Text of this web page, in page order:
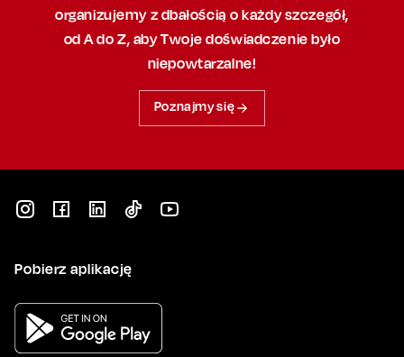
organizujemy z dbałością o każdy szczegół,
od A do Z, abyTwoje doświadczenie było
niepowtarzalne!
Poznajmy się
Pobierz aplikację